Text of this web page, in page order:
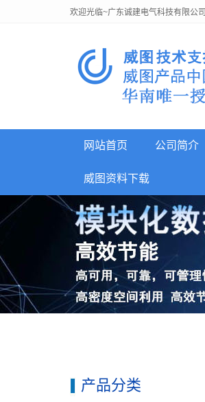
欢迎光临~广东诚建电气科技有限公司
网站首页 公司简介
威图资料下载
产品分类